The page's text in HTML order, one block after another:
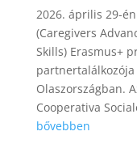
2026. április 29-
(Caregivers
Skills) Erasmus+
Olaszországban.
Cooperativa
bővebben